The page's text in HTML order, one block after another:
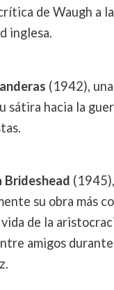
de Waugh a
inglesa.
(1942),
sátira hacia la
Brideshead (1945),
su obra más
de la
amigos